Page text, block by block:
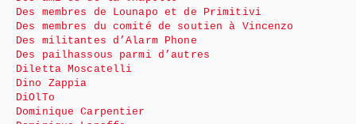
Des membres de Lounapo et de Primitivi
Des membres du comité de soutien à Vincenzo
Des militantes d’Alarm Phone
Des pailhassous parmi d’autres
Diletta Moscatelli
Dino Zappia
DiOlTo
Dominique Carpentier